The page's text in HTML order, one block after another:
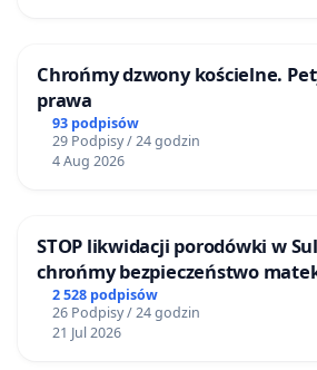
Chrońmy dzwony kościelne.
prawa
93 podpisów
29 Podpisy / 24 godzin
4 Aug 2026
STOP likwidacji porodówki w
chrońmy bezpieczeństwo
2 528 podpisów
26 Podpisy / 24 godzin
21 Jul 2026